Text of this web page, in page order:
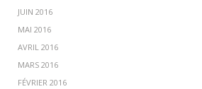
JUIN 2016
MAI 2016
AVRIL 2016
MARS 2016
FÉVRIER 2016